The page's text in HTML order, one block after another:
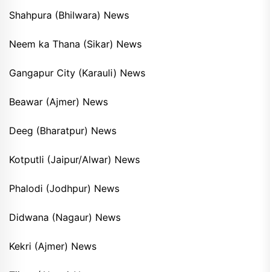
Shahpura (Bhilwara) News
Neem ka Thana (Sikar) News
Gangapur City (Karauli) News
Beawar (Ajmer) News
Deeg (Bharatpur) News
Kotputli (Jaipur/Alwar) News
Phalodi (Jodhpur) News
Didwana (Nagaur) News
Kekri (Ajmer) News